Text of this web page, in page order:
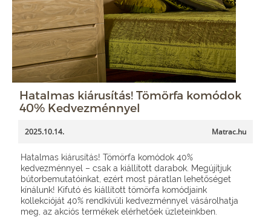
Hatalmas kiárusítás! Tömörfa komódok
40% Kedvezménnyel
2025.10.14. Matrac.hu
Hatalmas kiárusítás! Tömörfa komódok 40%
kedvezménnyel – csak a kiállított darabok. Megújítjuk
bútorbemutatóinkat, ezért most páratlan lehetőséget
kínálunk! Kifutó és kiállított tömörfa komódjaink
kollekcióját 40% rendkívüli kedvezménnyel vásárolhatja
meg, az akciós termékek elérhetőek üzleteinkben.